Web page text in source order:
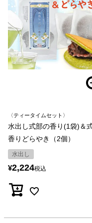
〈ティータイムセット〉
水出し式部の香り(1袋)＆
香りどらやき（2個）
水出し
¥2,224税込